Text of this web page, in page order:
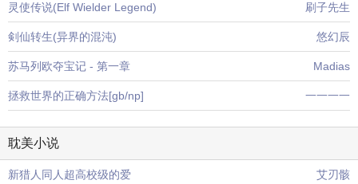
灵使传说(Elf Wielder Legend) 刷子先生
剣仙转生(异界的混沌) 悠幻辰
苏马列欧夺宝记 - 第一章 Madias
拯救世界的正确方法[gb/np] 一一一一
耽美小说
新猎人同人超高校级的爱 艾刃骸